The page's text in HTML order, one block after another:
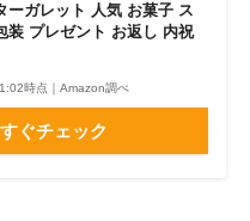
ガレット 人気 お菓子 ス
装 プレゼント お返し 内祝
時点｜Amazon調べ
ぐチェック